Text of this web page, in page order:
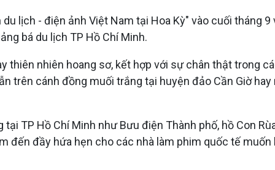
lịch - điện ảnh Việt Nam tại Hoa Kỳ" vào cuối tháng 9
bá du lịch TP Hồ Chí Minh.
nhiên hoang sơ, kết hợp với sự chân thật trong
trên cánh đồng muối trắng tại huyện đảo Cần Giờ
TP Hồ Chí Minh như Bưu điện Thành phố, hồ Con
đầy hứa hẹn cho các nhà làm phim quốc tế muốn